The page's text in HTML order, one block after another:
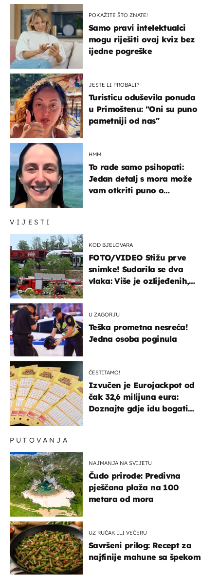
VIJESTI
KOD BJELOVARA
FOTO/VIDEO Stižu prve
snimke! Sudarila se dva
vlaka: Više je ozlijeđenih,
U ZAGORJU
Teška prometna nesreća!
Jedna osoba poginula
ČESTITAMO!
Izvučen je Eurojackpot od
čak 32,6 milijuna eura:
Doznajte gdje idu bogati
POKAŽITE ŠTO ZNATE!
Samo pravi intelektualci
mogu riješiti ovaj kviz bez
ijedne pogreške
JESTE LI PROBALI?
Turisticu oduševila ponuda
u Primoštenu: "Oni su puno
pametniji od nas"
HMM…
To rade samo psihopati:
Jedan detalj s mora može
vam otkriti puno o
PUTOVANJA
NAJMANJA NA SVIJETU
Čudo prirode: Predivna
pješčana plaža na 100
metara od mora
UZ RUČAK ILI VEČERU
Savršeni prilog: Recept za
najfinije mahune sa špekom